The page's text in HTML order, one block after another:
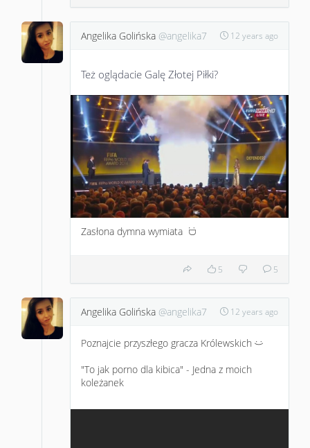
Angelika Golińska @angelika7 12 years ago
Też oglądacie Galę Złotej Piłki?
Zasłona dymna wymiata :D
5 5
Angelika Golińska @angelika7 12 years ago
Poznajcie przyszłego gracza Królewskich :)
"To jak porno dla kibica" - Jedna z moich
koleżanek